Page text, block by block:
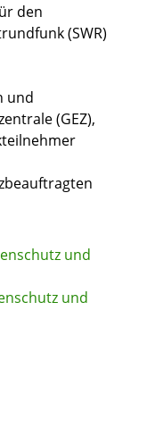
den
(SWR)
und
(GEZ),
und
und